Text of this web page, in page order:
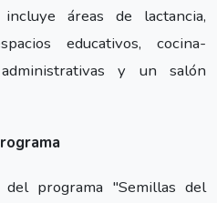
áreas de lactancia,
educativos, cocina-
y un salón
programa "Semillas del